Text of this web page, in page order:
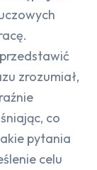
zrozumiał,
co
pytania
celu